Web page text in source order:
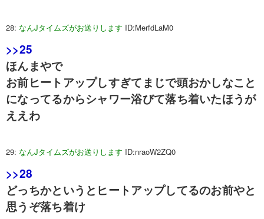
28: なんJタイムズがお送りします ID:MerfdLaM0
>>25
ほんまやで
お前ヒートアップしすぎてまじで頭おかしなこと
になってるからシャワー浴びて落ち着いたほうが
ええわ
29: なんJタイムズがお送りします ID:nraoW2ZQ0
>>28
どっちかというとヒートアップしてるのお前やと
思うぞ落ち着け